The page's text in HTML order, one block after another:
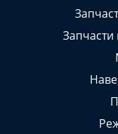
Запчасти